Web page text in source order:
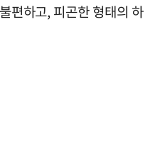
편하고, 피곤한 형태의 하